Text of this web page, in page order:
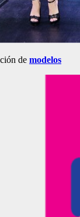
de modelos